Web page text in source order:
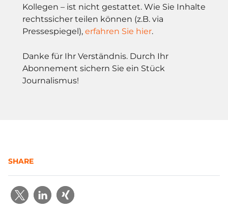
Kollegen – ist nicht gestattet. Wie Sie Inhalte
rechtssicher teilen können (z.B. via
Pressespiegel), erfahren Sie hier.
Danke für Ihr Verständnis. Durch Ihr
Abonnement sichern Sie ein Stück
Journalismus!
SHARE